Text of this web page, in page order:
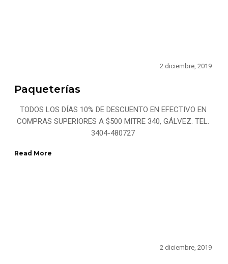
2 diciembre, 2019
Paqueterías
TODOS LOS DÍAS 10% DE DESCUENTO EN EFECTIVO EN
COMPRAS SUPERIORES A $500 MITRE 340, GÁLVEZ. TEL.
3404-480727
Read More
2 diciembre, 2019